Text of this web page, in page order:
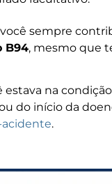
você sempre
B94, mesmo que
estava na
do início da
acidente.